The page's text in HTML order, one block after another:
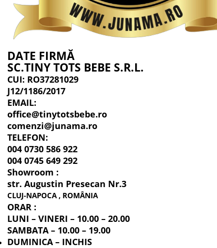
DATE FIRMĂ
SC.TINY TOTS BEBE S.R.L.
CUI: RO37281029
J12/1186/2017
EMAIL:
office@tinytotsbebe.ro
comenzi@junama.ro
TELEFON:
004 0730 586 922
004 0745 649 292
Showroom :
str. Augustin Presecan Nr.3
CLUJ-NAPOCA , ROMÂNIA
ORAR :
LUNI – VINERI – 10.00 – 20.00
SAMBATA – 10.00 – 19.00
DUMINICA – INCHIS